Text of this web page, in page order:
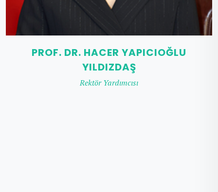
PROF. DR. HACER YAPICIOĞLU
YILDIZDAŞ
Rektör Yardımcısı